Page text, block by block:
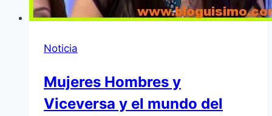
Noticia
Mujeres Hombres y
Viceversa y el mundo del